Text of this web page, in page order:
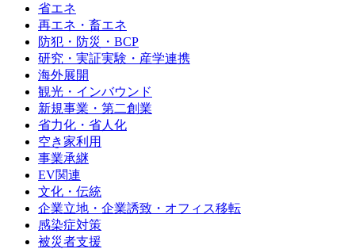
省エネ
再エネ・畜エネ
防犯・防災・BCP
研究・実証実験・産学連携
海外展開
観光・インバウンド
新規事業・第二創業
省力化・省人化
空き家利用
事業承継
EV関連
文化・伝統
企業立地・企業誘致・オフィス移転
感染症対策
被災者支援